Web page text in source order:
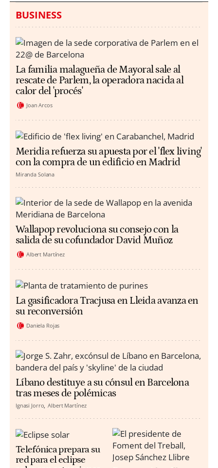
BUSINESS
La familia malagueña de Mayoral sale al
rescate de Parlem, la operadora nacida al
calor del 'procés'
Joan Arcos
Meridia refuerza su apuesta por el 'flex living'
con la compra de un edificio en Madrid
Miranda Solana
Wallapop revoluciona su consejo con la
salida de su cofundador David Muñoz
Albert Martínez
La gasificadora Tracjusa en Lleida avanza en
su reconversión
Daniela Rojas
Líbano destituye a su cónsul en Barcelona
tras meses de polémicas
Ignasi Jorro Albert Martínez
Telefónica prepara su
red para el eclipse